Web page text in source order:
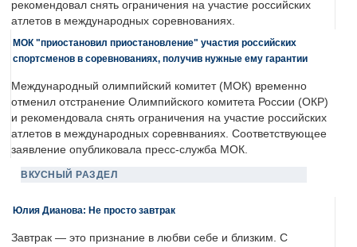
рекомендовал снять ограничения на участие российских
атлетов в международных соревнованиях.
МОК "приостановил приостановление" участия российских
спортсменов в соревнованиях, получив нужные ему гарантии
Международный олимпийский комитет (МОК) временно
отменил отстранение Олимпийского комитета России (ОКР)
и рекомендовала снять ограничения на участие российских
атлетов в международных соревнваниях. Соответствующее
заявление опубликовала пресс-служба МОК.
ВКУСНЫЙ РАЗДЕЛ
Юлия Дианова: Не просто завтрак
Завтрак — это признание в любви себе и близким. С